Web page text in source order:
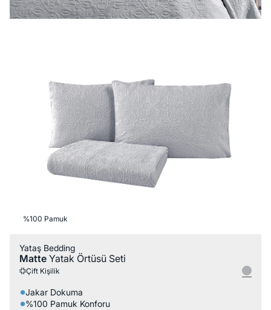
%100 Pamuk
Yataş Bedding
Matte Yatak Örtüsü Seti
Çift Kişilik
Jakar Dokuma
%100 Pamuk Konforu